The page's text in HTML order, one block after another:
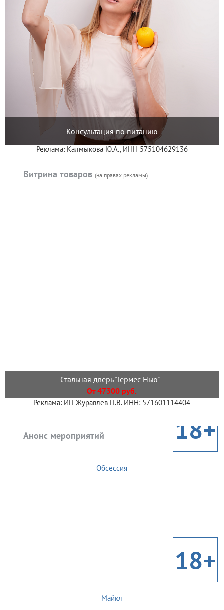
Консультация по питанию
Реклама: Калмыкова Ю.А., ИНН 575104629136
Витрина товаров (на правах рекламы)
Стальная дверь "Гермес Нью"
От 47300 руб.
Реклама: ИП Журавлев П.В. ИНН: 571601114404
Анонс мероприятий 18+
Обсессия
18+
Майкл